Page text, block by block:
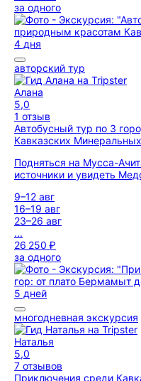
за одного
4 дня
авторский тур
Алана
5,0
1 отзыв
Автобусный тур по 3
Кавказских
Подняться на Мусса-
источники и увидеть
9–12 авг
16–19 авг
23–26 авг
...
26 250 ₽
за одного
5 дней
многодневная экскурсия
Наталья
5,0
7 отзывов
Приключения среди